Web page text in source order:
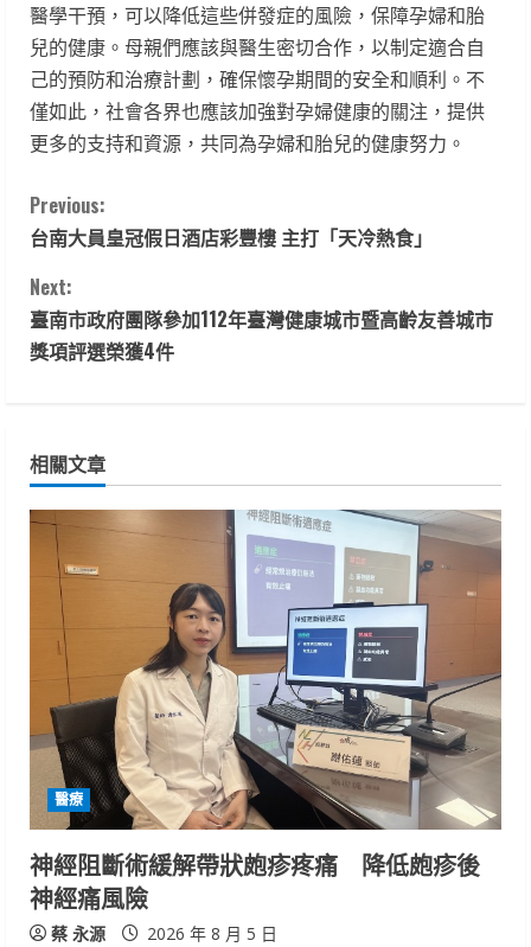
醫學干預，可以降低這些併發症的風險，保障孕婦和胎
兒的健康。母親們應該與醫生密切合作，以制定適合自
己的預防和治療計劃，確保懷孕期間的安全和順利。不
僅如此，社會各界也應該加強對孕婦健康的關注，提供
更多的支持和資源，共同為孕婦和胎兒的健康努力。
C
o
n
t
n
u
d
i
n
g
Previous:
台南大員皇冠假日酒店彩豐樓 主打「天冷熱食」
Next:
臺南市政府團隊參加112年臺灣健康城市暨高齡友善城市
獎項評選榮獲4件
相關文章
醫療
神經阻斷術緩解帶狀皰疹疼痛 降低皰疹後
神經痛風險
蔡 永源 2026 年 8 月 5 日